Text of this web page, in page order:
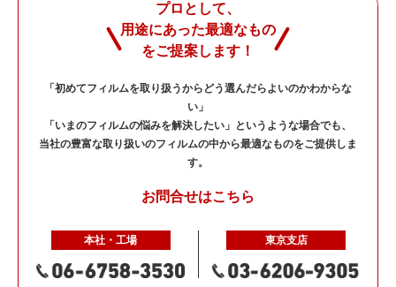
プロとして、
用途にあった最適なもの
をご提案します！
「初めてフィルムを取り扱うからどう選んだらよいのかわからな
い」
「いまのフィルムの悩みを解決したい」というような場合でも、
当社の豊富な取り扱いのフィルムの中から最適なものをご提供しま
す。
お問合せはこちら
本社・工場 東京支店